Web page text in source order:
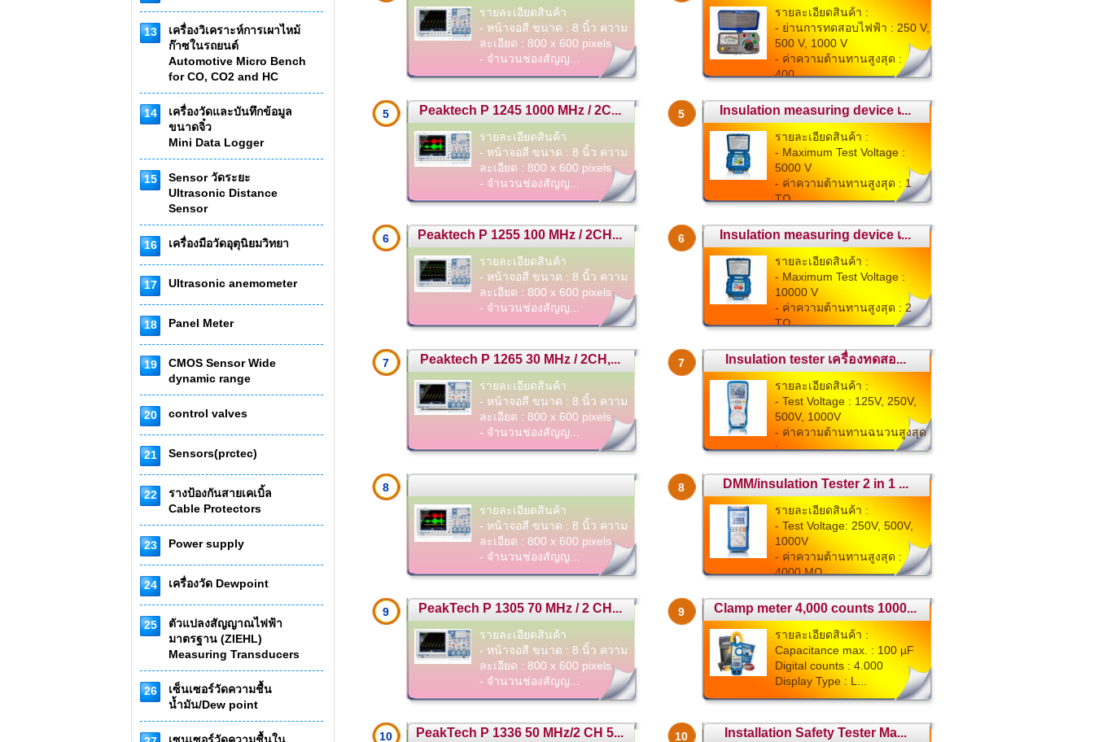
13
เครื่องวิเคราะห์การเผาไหม้
ก๊าซในรถยนต์
Automotive Micro Bench
for CO, CO2 and HC
14
เครื่องวัดและบันทึกข้อมูล
ขนาดจิ๋ว
Mini Data Logger
15
Sensor วัดระยะ
Ultrasonic Distance
Sensor
16 เครื่องมือวัดอุตุนิยมวิทยา
17 Ultrasonic anemometer
18 Panel Meter
19
CMOS Sensor Wide
dynamic range
20 control valves
21 Sensors(prctec)
22
รางป้องกันสายเคเบิ้ล
Cable Protectors
23 Power supply
24 เครื่องวัด Dewpoint
25
ตัวแปลงสัญญาณไฟฟ้า
มาตรฐาน (ZIEHL)
Measuring Transducers
26
เซ็นเซอร์วัดความชื้น
น้ำมัน/Dew point
รายละเอียดสินค้า
- หน้าจอสี ขนาด : 8 นิ้ว ความ
ละเอียด : 800 x 600 pixels
- จำนวนช่องสัญญ...
5 Peaktech P 1245 1000 MHz / 2C...
รายละเอียดสินค้า
- หน้าจอสี ขนาด : 8 นิ้ว ความ
ละเอียด : 800 x 600 pixels
- จำนวนช่องสัญญ...
6 Peaktech P 1255 100 MHz / 2CH...
รายละเอียดสินค้า
- หน้าจอสี ขนาด : 8 นิ้ว ความ
ละเอียด : 800 x 600 pixels
- จำนวนช่องสัญญ...
7 Peaktech P 1265 30 MHz / 2CH,...
รายละเอียดสินค้า
- หน้าจอสี ขนาด : 8 นิ้ว ความ
ละเอียด : 800 x 600 pixels
- จำนวนช่องสัญญ...
8
รายละเอียดสินค้า
- หน้าจอสี ขนาด : 8 นิ้ว ความ
ละเอียด : 800 x 600 pixels
- จำนวนช่องสัญญ...
9 PeakTech P 1305 70 MHz / 2 CH...
รายละเอียดสินค้า
- หน้าจอสี ขนาด : 8 นิ้ว ความ
ละเอียด : 800 x 600 pixels
- จำนวนช่องสัญญ...
10 PeakTech P 1336 50 MHz/2 CH 5...
รายละเอียดสินค้า :
- ย่านการทดสอบไฟฟ้า : 250 V,
500 V, 1000 V
- ค่าความต้านทานสูงสุด :
400...
5 Insulation measuring device เ...
รายละเอียดสินค้า :
- Maximum Test Voltage :
5000 V
- ค่าความต้านทานสูงสุด : 1
TΩ
6
Insulation measuring device เ...
รายละเอียดสินค้า :
- Maximum Test Voltage :
10000 V
- ค่าความต้านทานสูงสุด : 2
TΩ
7
Insulation tester เครื่องทดสอ...
รายละเอียดสินค้า :
- Test Voltage : 125V, 250V,
500V, 1000V
- ค่าความต้านทานฉนวนสูงสุด
: ...
8 DMM/insulation Tester 2 in 1 ...
รายละเอียดสินค้า :
- Test Voltage: 250V, 500V,
1000V
- ค่าความต้านทานสูงสุด :
4000 MΩ
9
Clamp meter 4,000 counts 1000...
รายละเอียดสินค้า :
Capacitance max. : 100 µF
Digital counts : 4.000
Display Type : L...
10 Installation Safety Tester Ma...